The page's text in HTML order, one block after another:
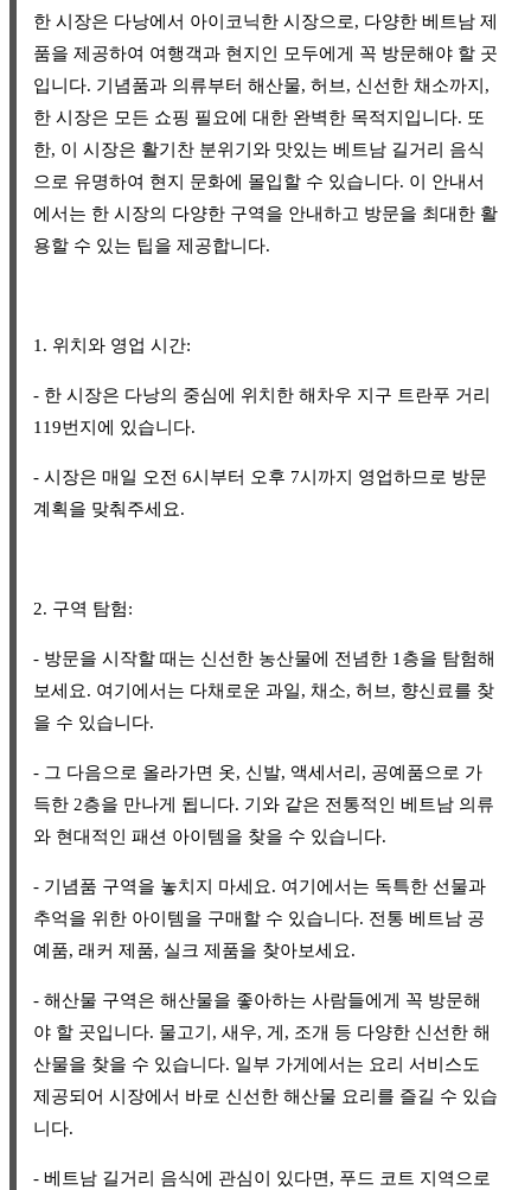
한 시장은 다낭에서 아이코닉한 시장으로, 다양한 베트남 제
품을 제공하여 여행객과 현지인 모두에게 꼭 방문해야 할 곳
입니다. 기념품과 의류부터 해산물, 허브, 신선한 채소까지,
한 시장은 모든 쇼핑 필요에 대한 완벽한 목적지입니다. 또
한, 이 시장은 활기찬 분위기와 맛있는 베트남 길거리 음식
으로 유명하여 현지 문화에 몰입할 수 있습니다. 이 안내서
에서는 한 시장의 다양한 구역을 안내하고 방문을 최대한 활
용할 수 있는 팁을 제공합니다.
1. 위치와 영업 시간:
- 한 시장은 다낭의 중심에 위치한 해차우 지구 트란푸 거리
119번지에 있습니다.
- 시장은 매일 오전 6시부터 오후 7시까지 영업하므로 방문
계획을 맞춰주세요.
2. 구역 탐험:
- 방문을 시작할 때는 신선한 농산물에 전념한 1층을 탐험해
보세요. 여기에서는 다채로운 과일, 채소, 허브, 향신료를 찾
을 수 있습니다.
- 그 다음으로 올라가면 옷, 신발, 액세서리, 공예품으로 가
득한 2층을 만나게 됩니다. 기와 같은 전통적인 베트남 의류
와 현대적인 패션 아이템을 찾을 수 있습니다.
- 기념품 구역을 놓치지 마세요. 여기에서는 독특한 선물과
추억을 위한 아이템을 구매할 수 있습니다. 전통 베트남 공
예품, 래커 제품, 실크 제품을 찾아보세요.
- 해산물 구역은 해산물을 좋아하는 사람들에게 꼭 방문해
야 할 곳입니다. 물고기, 새우, 게, 조개 등 다양한 신선한 해
산물을 찾을 수 있습니다. 일부 가게에서는 요리 서비스도
제공되어 시장에서 바로 신선한 해산물 요리를 즐길 수 있습
니다.
- 베트남 길거리 음식에 관심이 있다면, 푸드 코트 지역으로